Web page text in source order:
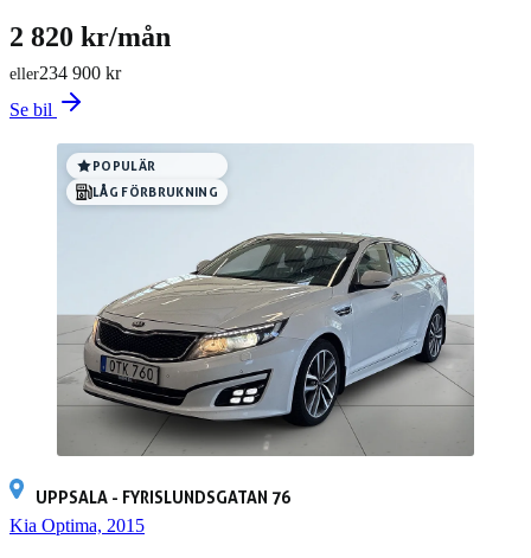
234 900 kr
eller
2 820 kr/mån
Se bil
POPULÄR
LÅG FÖRBRUKNING
UPPSALA - FYRISLUNDSGATAN 76
Kia Optima, 2015